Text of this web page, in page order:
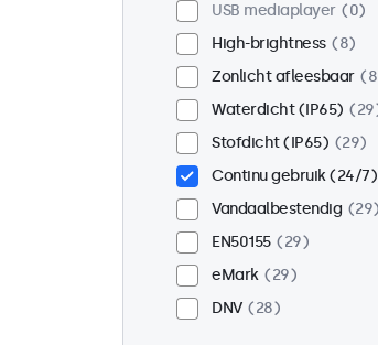
VESA 75 x 75
17
VESA 100 x 100
USB mediaplayer
0
High-brightness
8
Zonlicht afleesbaar
8
Waterdicht (IP65)
29
Stofdicht (IP65)
29
Continu gebruik (24/7)
Vandaalbestendig
29
EN50155
29
eMark
29
DNV
28